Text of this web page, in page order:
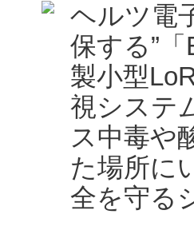
ヘルツ電
保する”
製小型
視システ
ス中毒や
た場所に
全を守る